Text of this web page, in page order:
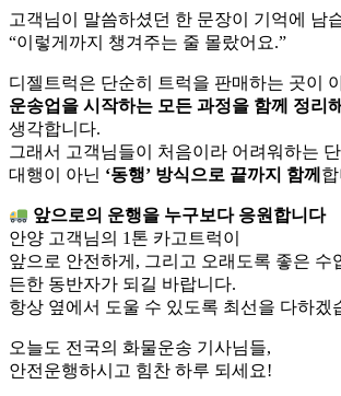
고객님이 말씀하셨던 한 문장이 기억에 남
“이렇게까지 챙겨주는 줄 몰랐어요.”
디젤트럭은 단순히 트럭을 판매하는 곳이
운송업을 시작하는 모든 과정을 함께 정리
생각합니다.
그래서 고객님들이 처음이라 어려워하는
대행이 아닌 ‘동행’ 방식으로 끝까지 함께
앞으로의 운행을 누구보다 응원합니다
안양 고객님의 1톤 카고트럭이
앞으로 안전하게, 그리고 오래도록 좋은 수
든한 동반자가 되길 바랍니다.
항상 옆에서 도울 수 있도록 최선을 다하겠
오늘도 전국의 화물운송 기사님들,
안전운행하시고 힘찬 하루 되세요!